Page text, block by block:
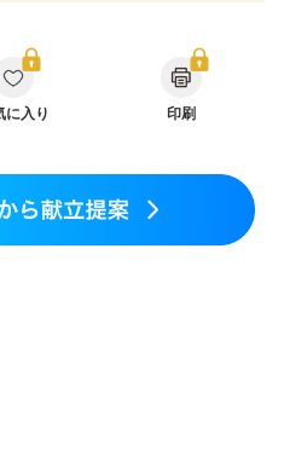
増加が気になる（初期）
）
期）
妊娠高血圧(中期)
）
期
に入り 印刷